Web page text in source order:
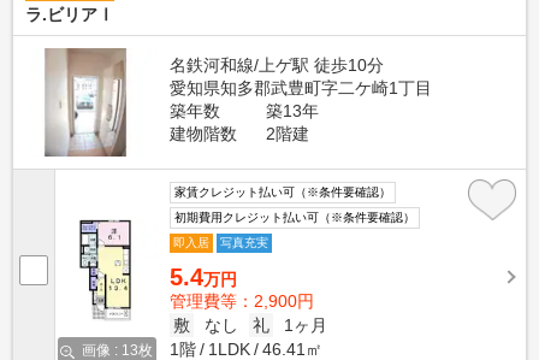
ラ.ビリアⅠ
名鉄河和線/上ゲ駅 徒歩10分
愛知県知多郡武豊町字二ケ崎1丁目
築年数
築13年
建物階数
2階建
画像 : 13枚
家賃クレジット払い可（※条件要確認）
初期費用クレジット払い可（※条件要確認）
即入居
写真充実
5.4万円
管理費等：2,900円
敷
なし 礼
1ヶ月
1階
1LDK 46.41㎡